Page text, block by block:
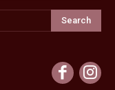
Search